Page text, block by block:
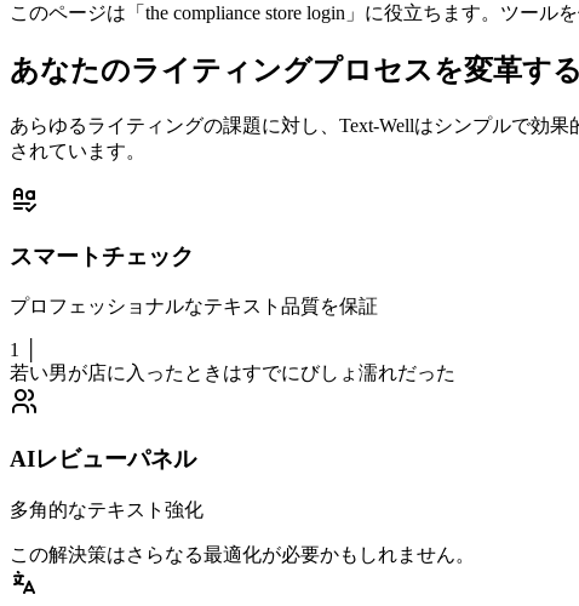
このページは「the compliance store login」に役立ちます。ツー
あなたのライティングプロセスを変革する
あらゆるライティングの課題に対し、Text-Wellはシンプルで効
されています。
スマートチェック
プロフェッショナルなテキスト品質を保証
1 │
若い男が店に入ったとき はすでにびしょ濡れだった
AIレビューパネル
多角的なテキスト強化
この解決策はさらなる最適化が必要かもしれません。